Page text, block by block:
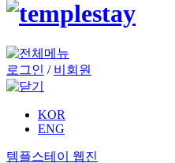
로그인 / 비회원
KOR
ENG
템플스테이 웹진